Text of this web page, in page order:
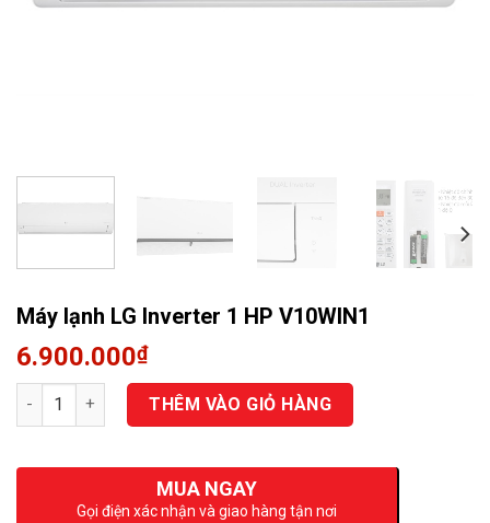
Máy lạnh LG Inverter 1 HP V10WIN1
6.900.000₫
Số lượng THÊM VÀO GIỎ HÀNG
MUA NGAY
Gọi điện xác nhận và giao hàng tận nơi